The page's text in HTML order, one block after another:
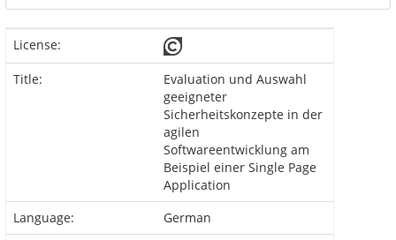
License:
Title:
Evaluation und Auswahl
geeigneter
Sicherheitskonzepte in der
agilen
Softwareentwicklung am
Beispiel einer Single Page
Application
Language:
German